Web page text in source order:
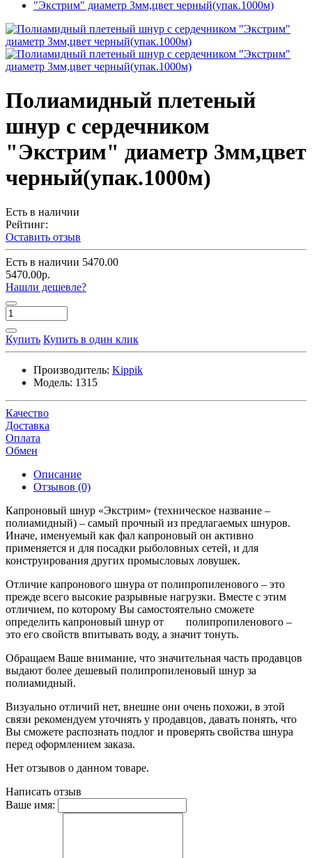
Полиамидный плетеный
шнур с сердечником
"Экстрим" диаметр 3мм,цвет
черный(упак.1000м)
Есть в наличии
Рейтинг:
Оставить отзыв
Есть в наличии 5470.00
5470.00р.
Нашли дешевле?
Купить Купить в один клик
Производитель: Kippik
Модель: 1315
Качество
Доставка
Оплата
Обмен
Описание
Отзывов (0)
Капроновый шнур «Экстрим» (техническое название –
полиамидный) – самый прочный из предлагаемых шнуров.
Иначе, именуемый как фал капроновый он активно
применяется и для посадки рыболовных сетей, и для
конструирования других промысловых ловушек.
Отличие капронового шнура от полипропиленового – это
прежде всего высокие разрывные нагрузки. Вместе с этим
отличием, по которому Вы самостоятельно сможете
определить капроновый шнур от полипропиленового –
это его свойств впитывать воду, а значит тонуть.
Обращаем Ваше внимание, что значительная часть продавцов
выдают более дешевый полипропиленовый шнур за
полиамидный.
Визуально отличий нет, внешне они очень похожи, в этой
связи рекомендуем уточнять у продавцов, давать понять, что
Вы сможете распознать подлог и проверять свойства шнура
перед оформлением заказа.
Нет отзывов о данном товаре.
Написать отзыв
Ваше имя: